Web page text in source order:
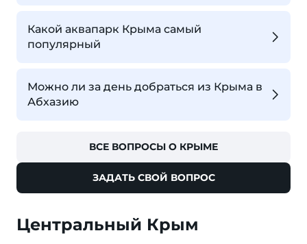
Какой аквапарк Крыма самый
популярный
Можно ли за день добраться из Крыма в
Абхазию
ВСЕ ВОПРОСЫ О КРЫМЕ
ЗАДАТЬ СВОЙ ВОПРОС
Центральный Крым